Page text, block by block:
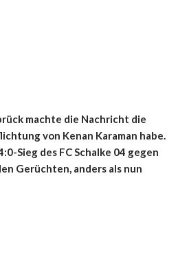
machte die Nachricht die
von Kenan Karaman habe.
Sieg des FC Schalke 04 gegen
Gerüchten, anders als nun